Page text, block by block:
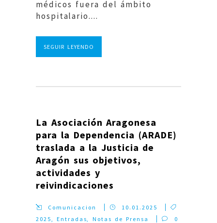
médicos fuera del ámbito
hospitalario....
SEGUIR LEYENDO
La Asociación Aragonesa
para la Dependencia (ARADE)
traslada a la Justicia de
Aragón sus objetivos,
actividades y
reivindicaciones
Comunicacion
10.01.2025
2025,Entradas, Notas de Prensa
0